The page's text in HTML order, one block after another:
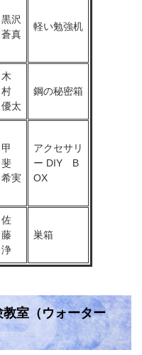
黒沢
蒼真
軽い勉強机
木
村
優太
鋼の秘密箱
甲
斐
希実
アクセサリ
ー DIY B
OX
佐
藤
浄
巣箱
室（ウォーター